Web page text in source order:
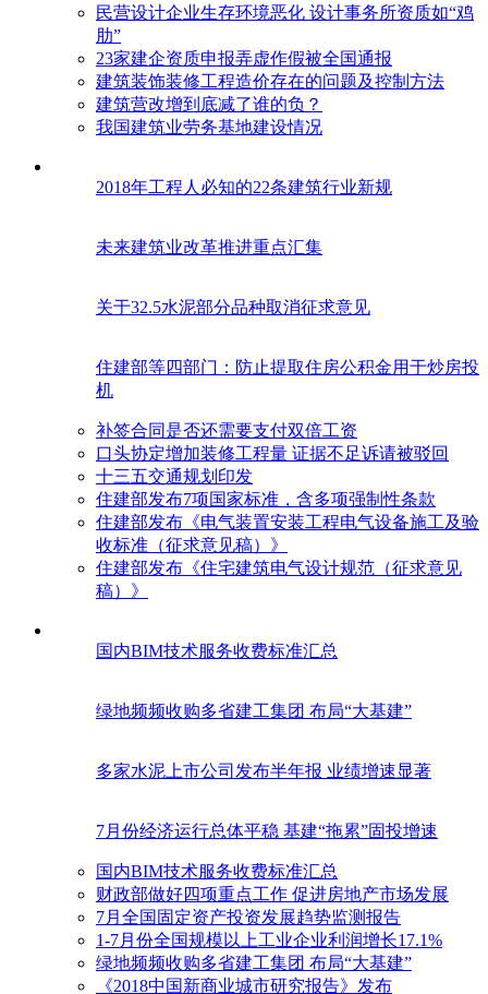
民营设计企业生存环境恶化 设计事务所资质如“鸡
肋”
23家建企资质申报弄虚作假被全国通报
建筑装饰装修工程造价存在的问题及控制方法
建筑营改增到底减了谁的负？
我国建筑业劳务基地建设情况
2018年工程人必知的22条建筑行业新规
未来建筑业改革推进重点汇集
关于32.5水泥部分品种取消征求意见
住建部等四部门：防止提取住房公积金用于炒房投
机
补签合同是否还需要支付双倍工资
口头协定增加装修工程量 证据不足诉请被驳回
十三五交通规划印发
住建部发布7项国家标准，含多项强制性条款
住建部发布《电气装置安装工程电气设备施工及验
收标准（征求意见稿）》
住建部发布《住宅建筑电气设计规范（征求意见
稿）》
国内BIM技术服务收费标准汇总
绿地频频收购多省建工集团 布局“大基建”
多家水泥上市公司发布半年报 业绩增速显著
7月份经济运行总体平稳 基建“拖累”固投增速
国内BIM技术服务收费标准汇总
财政部做好四项重点工作 促进房地产市场发展
7月全国固定资产投资发展趋势监测报告
1-7月份全国规模以上工业企业利润增长17.1%
绿地频频收购多省建工集团 布局“大基建”
《2018中国新商业城市研究报告》发布